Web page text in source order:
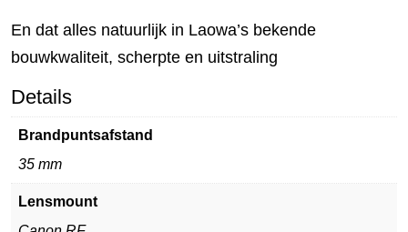
En dat alles natuurlijk in Laowa’s bekende
bouwkwaliteit, scherpte en uitstraling
Details
Brandpuntsafstand
35 mm
Lensmount